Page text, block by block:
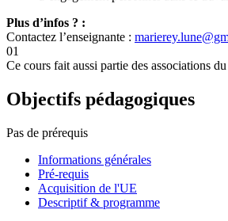
Plus d’infos ? :
Contactez l’enseignante :
01
Ce cours fait aussi partie des associations
Objectifs pédagogiques
Pas de prérequis
Informations générales
Pré-requis
Acquisition de l'UE
Descriptif & programme